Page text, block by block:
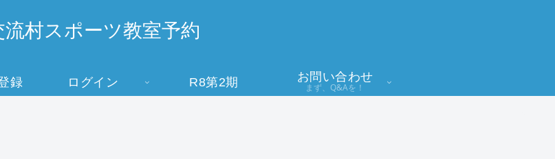
流村スポーツ教室予約
録 ログイン R8第2期 お問い合わせ
まず、Q&Aを！